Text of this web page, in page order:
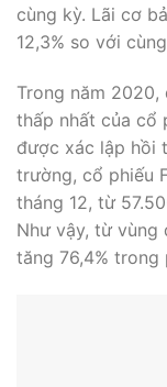
cùng kỳ. Lãi cơ
12,3% so với
Trong năm
thấp nhất của cổ
được xác lập hồi
trường, cổ phiếu
tháng 12, từ
Như vậy, từ vùng
tăng 76,4% trong